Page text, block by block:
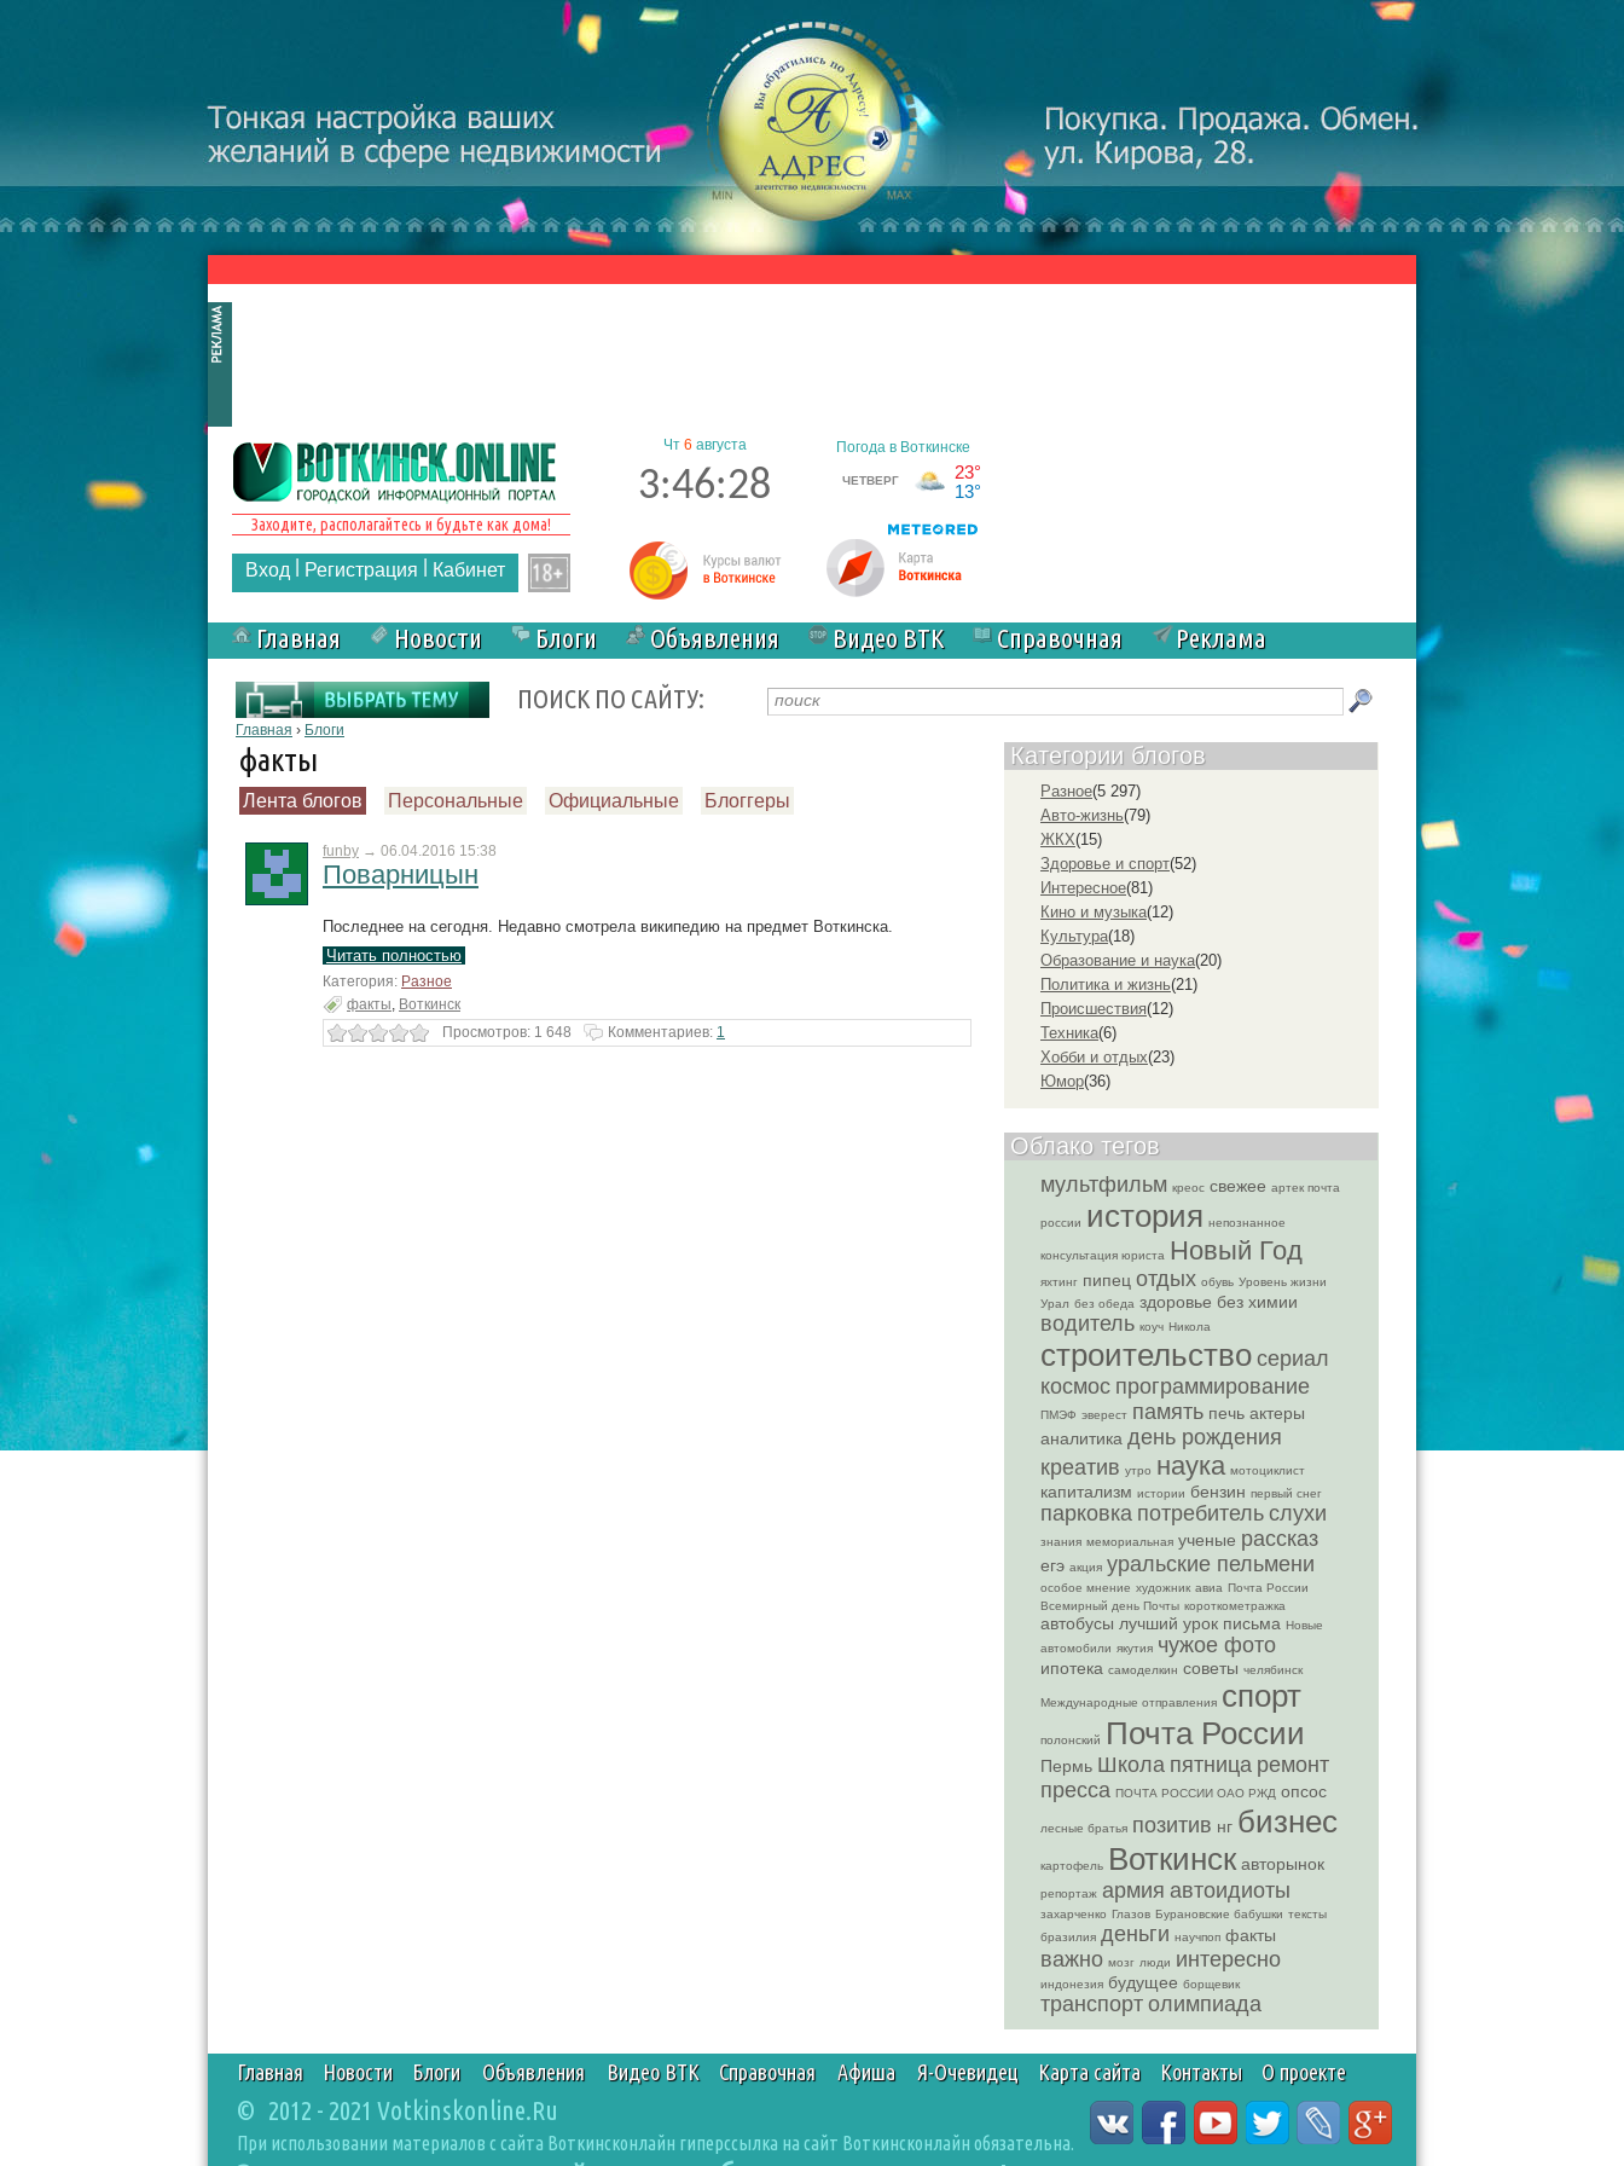
Заходите, располагайтесь и будьте как дома!
Вход Регистрация Кабинет
Чт 6 августа
3:46:29
Главная Новости Блоги Объявления Видео ВТК Справочная
Реклама
ПОИСК ПО САЙТУ:
Форма поиска
Вы здесь
Главная › Блоги
факты
Лента блогов Персональные Официальные Блоггеры
funby → 06.04.2016 15:38
Поварницын
Последнее на сегодня. Недавно смотрела википедию на предмет Воткинска.
Читать полностью
Категория: Разное
факты, Воткинск
Просмотров: 1 648
Комментариев: 1
Категории блогов
Разное(5 297)
Авто-жизнь(79)
ЖКХ(15)
Здоровье и спорт(52)
Интересное(81)
Кино и музыка(12)
Культура(18)
Образование и наука(20)
Политика и жизнь(21)
Проиcшествия(12)
Техника(6)
Хобби и отдых(23)
Юмор(36)
Облако тегов
мультфильм креос свежее артек почта
россии история непознанное
консультация юриста Новый Год
яхтинг пипец отдых обувь Уровень жизни
Урал без обеда здоровье без химии
водитель коуч Никола
строительство сериал
космос программирование
ПМЭФ эверест память печь актеры
аналитика день рождения
креатив утро наука мотоциклист
капитализм истории бензин первый снег
парковка потребитель слухи
знания мемориальная ученые рассказ
егэ акция уральские пельмени
особое мнение художник авиа Почта России
Всемирный день Почты короткометражка
автобусы лучший урок письма Новые
автомобили якутия чужое фото
ипотека самоделкин советы челябинск
Международные отправления спорт
полонский Почта России
Пермь Школа пятница ремонт
пресса ПОЧТА РОССИИ ОАО РЖД опсос
лесные братья позитив нг бизнес
картофель Воткинск авторынок
репортаж армия автоидиоты
захарченко Глазов Бурановские бабушки тексты
бразилия деньги научпоп факты
важно мозг люди интересно
индонезия будущее борщевик
транспорт олимпиада
Главная Новости Блоги Объявления Видео ВТК Справочная Афиша Я-Очевидец Карта сайта Контакты О проекте
© 2012 - 2021 Votkinskonline.Ru
При использовании материалов с сайта Воткинсконлайн гиперссылка на сайт Воткинсконлайн обязательна.